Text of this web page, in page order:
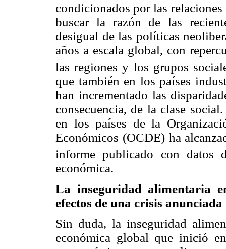
condicionados por las
buscar la razón de las
desigual de las políticas
años a escala global, con
las regiones y los grupos
que también en los países
han incrementado las
consecuencia, de la clase
en los países de la
Económicos (OCDE) ha
informe publicado con datos
económica.
La inseguridad alimentaria
efectos de una crisis anunciada
Sin duda, la inseguridad
económica global que inició